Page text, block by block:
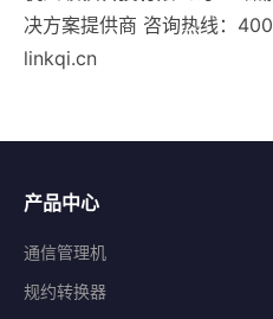
决方案提供商 咨询热线：
linkqi.cn
产品中心
通信管理机
规约转换器